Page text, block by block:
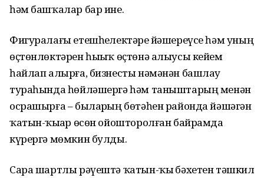
һәм башҡалар бар ине.
Фигуралағы етешһеҙлектәрҙе йәшереүсе һәм уның
өҫтөнлөктәрен һыҙыҡ өҫтөнә алыусы кейем
һайлап алырға, бизнесты нәмәнән башлау
тураһында һөйләшергә һәм таныштарың менән
осрашырға – быларҙың бөтәһен районда йәшәгән
ҡатын-ҡыҙҙар өсөн ойошторолған байрамда
күрергә мөмкин булды.
Сара шартлы рәүештә ҡатын-ҡыҙ бәхетен тәшкил